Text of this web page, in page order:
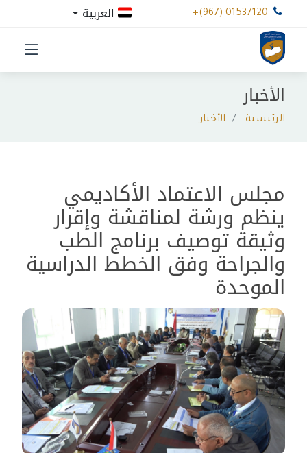
+(967) 01537120
الأخبار
الرئيسية الأخبار
مجلس الاعتماد الأكاديمي
ينظم ورشة لمناقشة وإقرار
وثيقة توصيف برنامج الطب
والجراحة وفق الخطط الدراسية
الموحدة